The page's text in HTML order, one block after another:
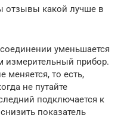
отзывы какой лучше в
уменьшается
измерительный прибор.
меняется, то есть,
не путайте
подключается к
показатель